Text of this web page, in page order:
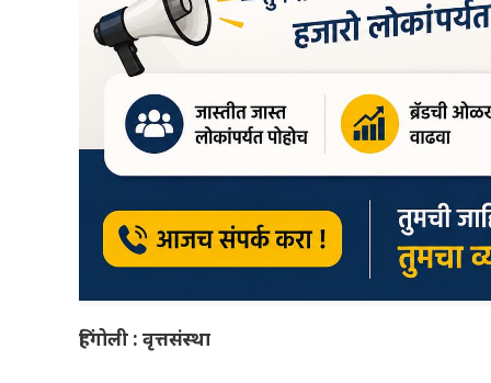
हिंगोली : वृत्तसंस्था